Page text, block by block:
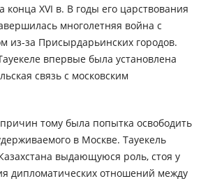
конца XVI в. В годы его царствования
многолетняя война с
из-за Присырдарьинских городов.
впервые была установлена
связь с московским
тому была попытка освободить
в Москве. Тауекель
выдающуюся роль, стоя у
дипломатических отношений между